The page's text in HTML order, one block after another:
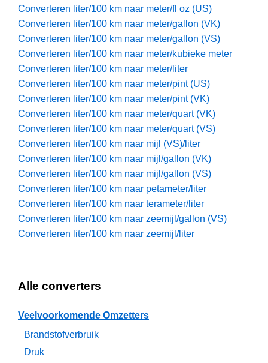
Converteren liter/100 km naar meter/fl oz (US)
Converteren liter/100 km naar meter/gallon (VK)
Converteren liter/100 km naar meter/gallon (VS)
Converteren liter/100 km naar meter/kubieke meter
Converteren liter/100 km naar meter/liter
Converteren liter/100 km naar meter/pint (US)
Converteren liter/100 km naar meter/pint (VK)
Converteren liter/100 km naar meter/quart (VK)
Converteren liter/100 km naar meter/quart (VS)
Converteren liter/100 km naar mijl (VS)/liter
Converteren liter/100 km naar mijl/gallon (VK)
Converteren liter/100 km naar mijl/gallon (VS)
Converteren liter/100 km naar petameter/liter
Converteren liter/100 km naar terameter/liter
Converteren liter/100 km naar zeemijl/gallon (VS)
Converteren liter/100 km naar zeemijl/liter
Alle converters
Veelvoorkomende Omzetters
Brandstofverbruik
Druk